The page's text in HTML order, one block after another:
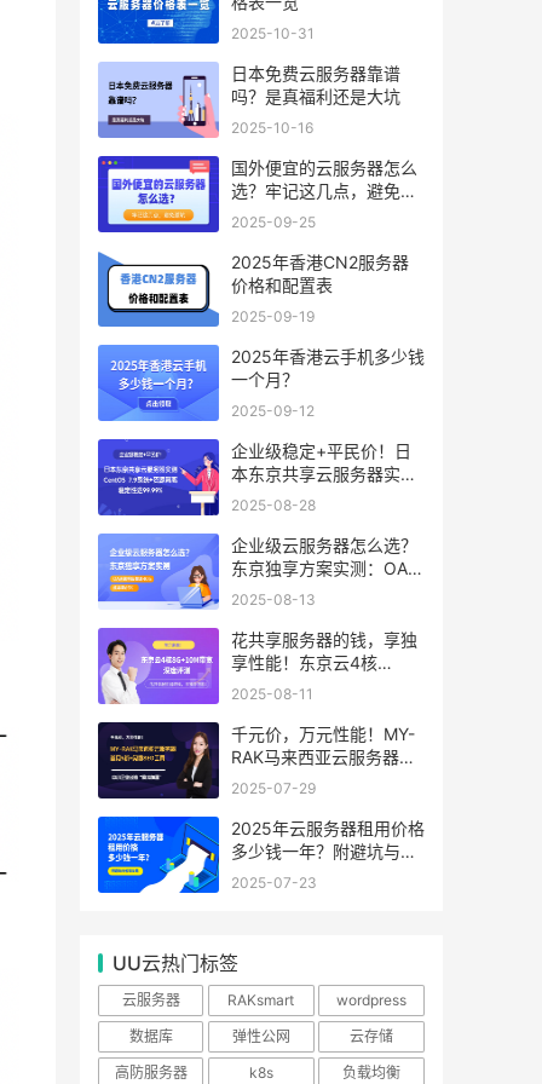
2025-10-31
日本免费云服务器靠谱
吗？是真福利还是大坑
2025-10-16
国外便宜的云服务器怎么
选？牢记这几点，避免踩
坑
2025-09-25
2025年香港CN2服务器
价格和配置表
2025-09-19
2025年香港云手机多少钱
一个月？
2025-09-12
企业级稳定+平民价！日
本东京共享云服务器实
测：CentOS 7.9系统+资
99.99%
2025-08-28
企业级云服务器怎么选？
东京独享方案实测：OA系
统响应提速40%，成本降
2025-08-13
花共享服务器的钱，享独
享性能！东京云4核
8G+10M带宽降价来袭
2025-08-11
千元价，万元性能！MY-
RAK马来西亚云服务器：
首月5折+免费SEO工具，
2025-07-29
2025年云服务器租用价格
多少钱一年？附避坑与省
钱攻略
2025-07-23
UU云热门标签
云服务器 RAKsmart
wordpress
数据库
弹性公网
云存储
高防服务器
k8s 负载均衡